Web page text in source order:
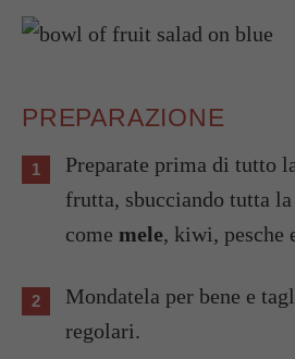
PREPARAZIONE
Preparate prima di tutto
frutta, sbucciando tutta
come mele, kiwi, pesche
Mondatela per bene e
regolari.